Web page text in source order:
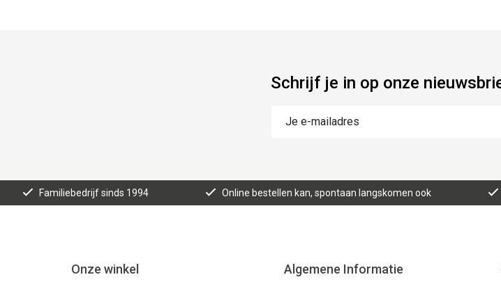
Schrijf je in op onze
Familiebedrijf sinds 1994 Online bestellen kan, spontaan langskomen ook
Onze winkel Algemene Informatie